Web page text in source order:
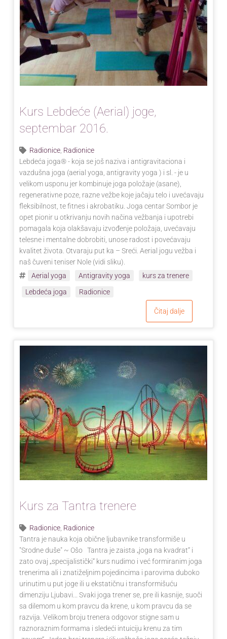
Kurs Lebdeće (Aerial) joge,
septembar 2016.
Radionice Radionice
Lebdeća joga® - koja se još naziva i antigravitaciona i
vazdušna joga (aerial yoga, antigravity yoga ) i sl. - je u
velikom usponu jer kombinuje joga položaje (asane),
regenerativne poze, razne vežbe koje jačaju telo i uvećavaju
fleksibilnost, te fitnes i akrobatiku. Joga centar Sombor je
opet pionir u otkrivanju novih načina vežbanja i upotrebi
pomagala koja olakšavaju izvođenje položaja, uvećavaju
telesne i mentalne dobrobiti, unose radost i povećavaju
kvalitet života. Otvaraju put ka – Sreći. Aerial jogu vežba i
naš čuveni teniser Nole (vidi sliku).
Aerial yoga
Antigravity yoga
kurs za trenere
Lebdeća joga
Radionice
Čitaj dalje
Kurs za Tantra trenere
Radionice Radionice
Tantra je nauka koja obične ljubavnike transformiše u
"Srodne duše" ~ Ošo Tantra je zaista „joga na kvadrat“ i
zato ovaj „specijalistički“ kurs nudimo i već formiranim joga
trenerima ali i znatiželjnim pojedincima i parovima duboko
urinutim u put joge ili u ekstatičnu i transformišuću
dimenziju Ljubavi... Svaki joga trener se, pre ili kasnije, suoči
sa dilemom u kom pravcu da krene, u kom pravcu da se
razvija. Velikom broju trenera odgovor stigne sam u
raznoraznim formama i sledeći intuiciju krenu za tim